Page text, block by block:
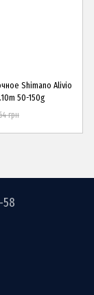
Shimano Alivio
50-150g
грн
58